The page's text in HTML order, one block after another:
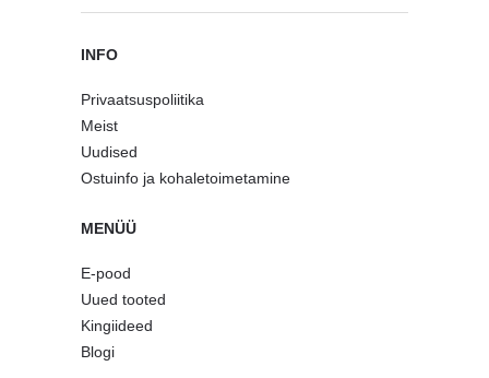
INFO
Privaatsuspoliitika
Meist
Uudised
Ostuinfo ja kohaletoimetamine
MENÜÜ
E-pood
Uued tooted
Kingiideed
Blogi